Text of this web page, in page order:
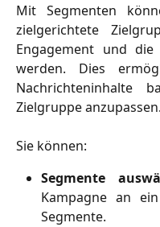
Mit Segmenten
zielgerichtete
Engagement und die
werden. Dies
Zielgruppe anzupassen.
Sie können:
Segmente
Kampagne an
Segmente.